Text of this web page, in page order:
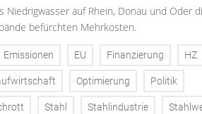
Niedrigwasser auf Rhein, Donau und Oder
befürchten Mehrkosten.
Emissionen EU Finanzierung HZ
Optimierung Politik
Stahl Stahlindustrie